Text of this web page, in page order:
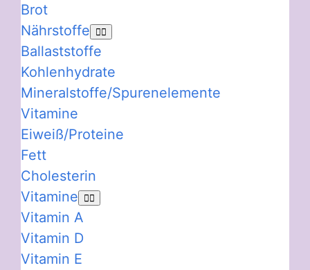
Brot
Nährstoffe
Ballaststoffe
Kohlenhydrate
Mineralstoffe/Spurenelemente
Vitamine
Eiweiß/Proteine
Fett
Cholesterin
Vitamine
Vitamin A
Vitamin D
Vitamin E